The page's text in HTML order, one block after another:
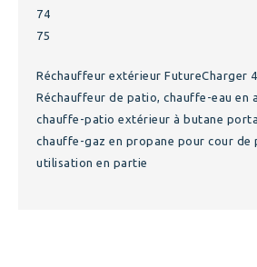
74
75
Réchauffeur extérieur FutureCharger
Réchauffeur de patio, chauffe-eau en
chauffe-patio extérieur à butane
chauffe-gaz en propane pour cour de
utilisation en partie